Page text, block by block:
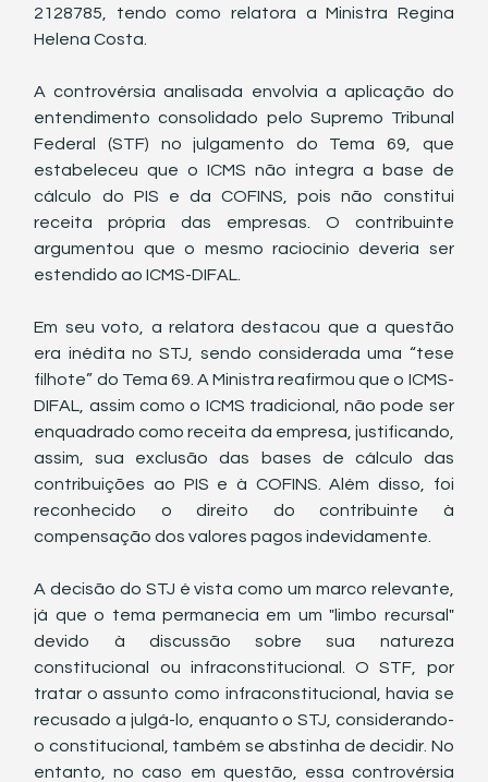
2128785, tendo como relatora a Ministra Regina
Helena Costa.
A controvérsia analisada envolvia a aplicação do
entendimento consolidado pelo Supremo Tribunal
Federal (STF) no julgamento do Tema 69, que
estabeleceu que o ICMS não integra a base de
cálculo do PIS e da COFINS, pois não constitui
receita própria das empresas. O contribuinte
argumentou que o mesmo raciocínio deveria ser
estendido ao ICMS-DIFAL.
Em seu voto, a relatora destacou que a questão
era inédita no STJ, sendo considerada uma “tese
filhote” do Tema 69. A Ministra reafirmou que o ICMS-
DIFAL, assim como o ICMS tradicional, não pode ser
enquadrado como receita da empresa, justificando,
assim, sua exclusão das bases de cálculo das
contribuições ao PIS e à COFINS. Além disso, foi
reconhecido o direito do contribuinte à
compensação dos valores pagos indevidamente.
A decisão do STJ é vista como um marco relevante,
já que o tema permanecia em um "limbo recursal"
devido à discussão sobre sua natureza
constitucional ou infraconstitucional. O STF, por
tratar o assunto como infraconstitucional, havia se
recusado a julgá-lo, enquanto o STJ, considerando-
o constitucional, também se abstinha de decidir. No
entanto, no caso em questão, essa controvérsia